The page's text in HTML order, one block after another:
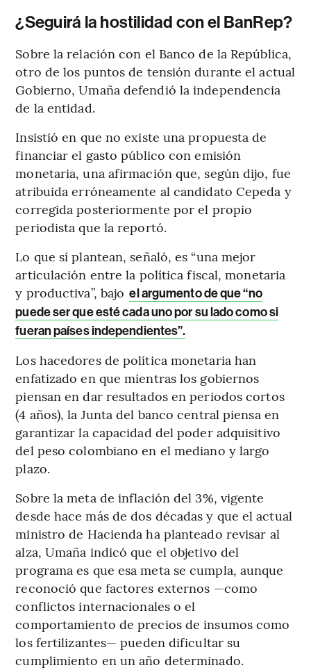
¿Seguirá la hostilidad con el BanRep?
Sobre la relación con el Banco de la República,
otro de los puntos de tensión durante el actual
Gobierno, Umaña defendió la independencia
de la entidad.
Insistió en que no existe una propuesta de
financiar el gasto público con emisión
monetaria, una afirmación que, según dijo, fue
atribuida erróneamente al candidato Cepeda y
corregida posteriormente por el propio
periodista que la reportó.
Lo que sí plantean, señaló, es “una mejor
articulación entre la política fiscal, monetaria
y productiva”, bajo el argumento de que “no
puede ser que esté cada uno por su lado como si
fueran países independientes”.
Los hacedores de política monetaria han
enfatizado en que mientras los gobiernos
piensan en dar resultados en periodos cortos
(4 años), la Junta del banco central piensa en
garantizar la capacidad del poder adquisitivo
del peso colombiano en el mediano y largo
plazo.
Sobre la meta de inflación del 3%, vigente
desde hace más de dos décadas y que el actual
ministro de Hacienda ha planteado revisar al
alza, Umaña indicó que el objetivo del
programa es que esa meta se cumpla, aunque
reconoció que factores externos —como
conflictos internacionales o el
comportamiento de precios de insumos como
los fertilizantes— pueden dificultar su
cumplimiento en un año determinado.